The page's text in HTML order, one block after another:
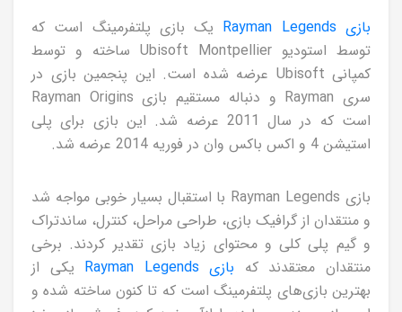
بازی Rayman Legends
یک بازی پلتفرمینگ است که
توسط استودیو Ubisoft Montpellier ساخته و توسط
کمپانی Ubisoft عرضه شده است. این پنجمین بازی در
سری Rayman و دنباله مستقیم بازی Rayman Origins
است که در سال 2011 عرضه شد. این بازی برای پلی
استیشن 4 و اکس باکس وان در فوریه 2014 عرضه شد.
بازی Rayman Legends با استقبال بسیار خوبی مواجه شد
و منتقدان از گرافیک بازی، طراحی مراحل، کنترل، ساندتراک
و گیم پلی کلی و محتوای زیاد بازی تقدیر کردند. برخی
منتقدان معتقدند که بازی Rayman Legends
یکی از
بهترین بازی‌های پلتفرمینگ است که تا کنون ساخته شده و